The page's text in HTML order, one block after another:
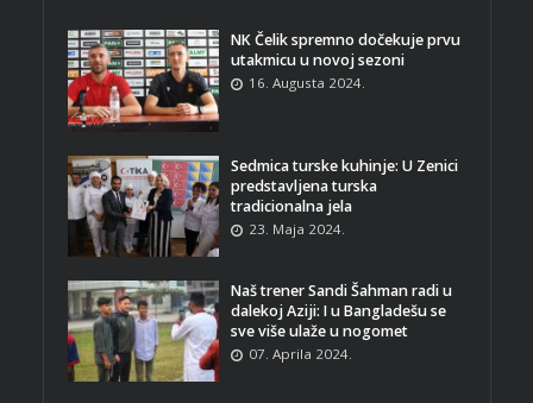
NK Čelik spremno dočekuje prvu
utakmicu u novoj sezoni
16. Augusta 2024.
Sedmica turske kuhinje: U Zenici
predstavljena turska
tradicionalna jela
23. Maja 2024.
Naš trener Sandi Šahman radi u
dalekoj Aziji: I u Bangladešu se
sve više ulaže u nogomet
07. Aprila 2024.